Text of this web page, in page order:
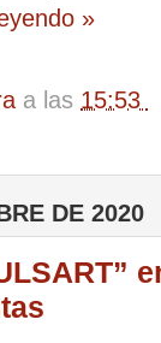
»
a las 15:53
DE 2020